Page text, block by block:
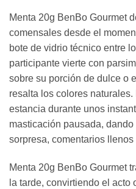
Menta 20g BenBo Gourmet
comensales desde el
bote de vidrio técnico entre
participante vierte con
sobre su porción de dulce o
resalta los colores
estancia durante unos
masticación pausada,
sorpresa, comentarios
Menta 20g BenBo Gourmet
la tarde, convirtiendo el acto